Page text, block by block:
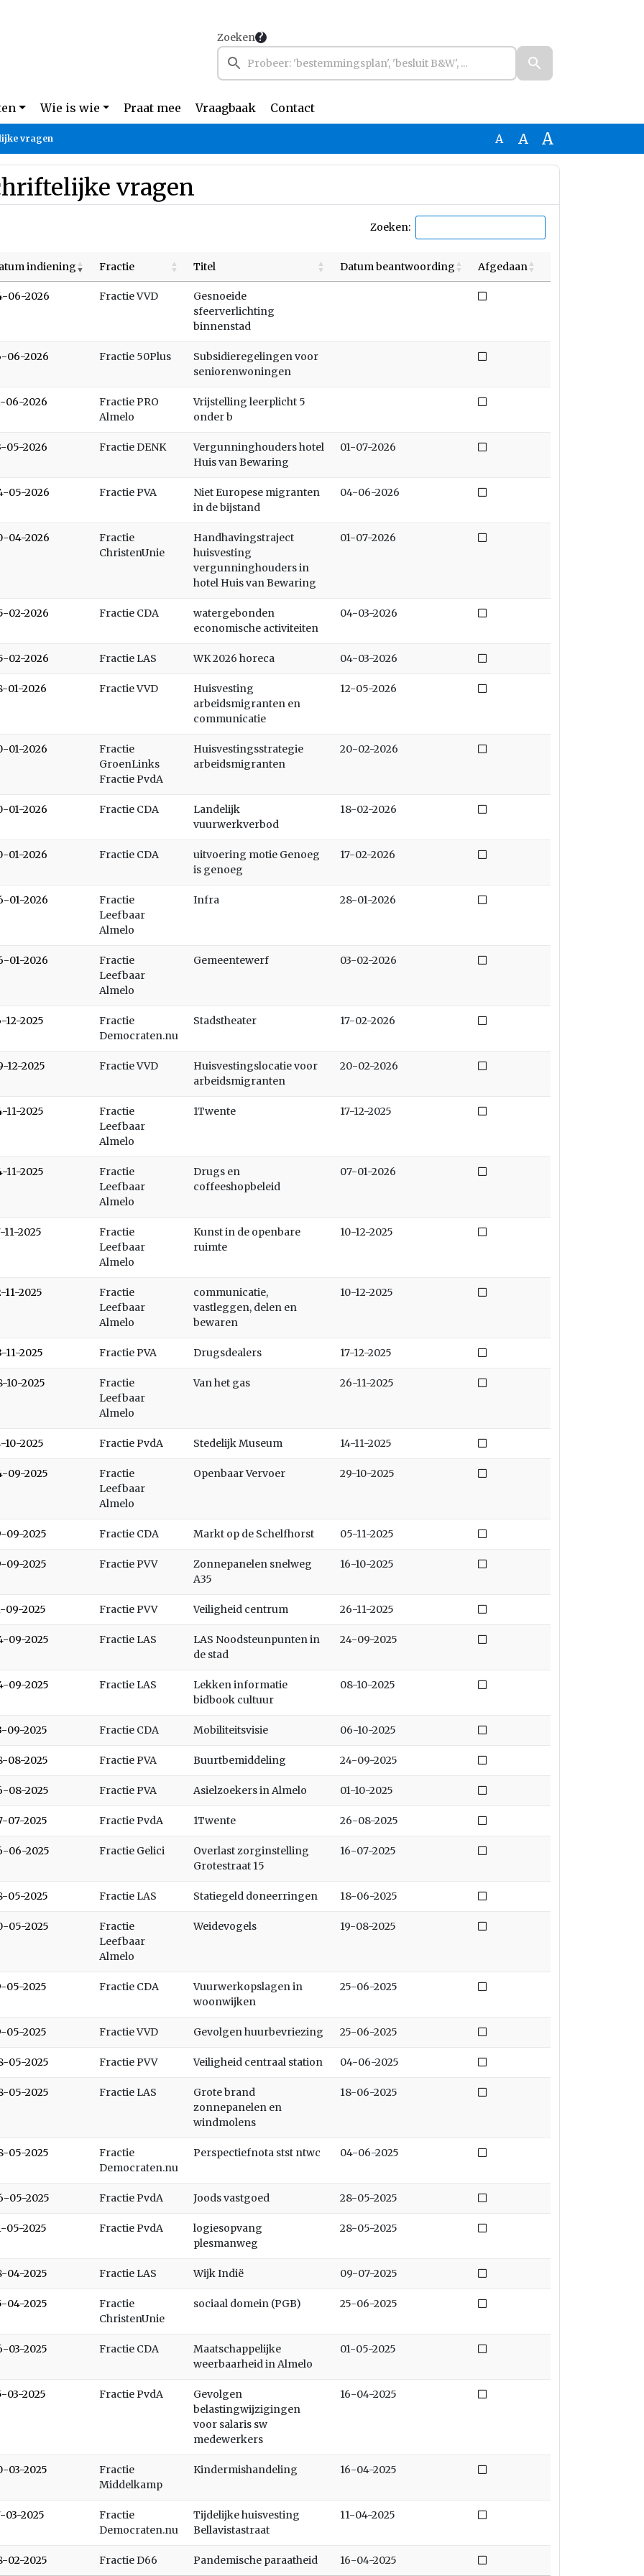
Zoeken
Wie is wie Praat mee Vraagbaak Contact
vragen A A A
vragen
Zoeken:
indiening Fractie Titel Datum beantwoording Afgedaan
06-2026 Fractie VVD
Gesnoeide
sfeerverlichting
binnenstad
Niet afgedaan
06-2026 Fractie 50Plus
Subsidieregelingen voor
seniorenwoningen
Niet afgedaan
06-2026
Fractie PRO
Almelo
Vrijstelling leerplicht 5
onder b
Niet afgedaan
05-2026 Fractie DENK
Vergunninghouders hotel
Huis van Bewaring
01-07-2026 Niet afgedaan
05-2026 Fractie PVA
Niet Europese migranten
in de bijstand
04-06-2026 Niet afgedaan
04-2026
Fractie
ChristenUnie
Handhavingstraject
huisvesting
vergunninghouders in
hotel Huis van Bewaring
01-07-2026 Niet afgedaan
02-2026 Fractie CDA
watergebonden
economische activiteiten
04-03-2026 Niet afgedaan
02-2026 Fractie LAS WK 2026 horeca 04-03-2026 Niet afgedaan
01-2026 Fractie VVD
Huisvesting
arbeidsmigranten en
communicatie
12-05-2026 Niet afgedaan
01-2026
Fractie
GroenLinks
Fractie PvdA
Huisvestingsstrategie
arbeidsmigranten
20-02-2026 Niet afgedaan
01-2026 Fractie CDA
Landelijk
vuurwerkverbod
18-02-2026 Niet afgedaan
01-2026 Fractie CDA
uitvoering motie Genoeg
is genoeg
17-02-2026 Niet afgedaan
01-2026
Fractie
Leefbaar
Almelo
Infra 28-01-2026 Niet afgedaan
01-2026
Fractie
Leefbaar
Almelo
Gemeentewerf 03-02-2026 Niet afgedaan
12-2025
Fractie
Democraten.nu
Stadstheater 17-02-2026 Niet afgedaan
12-2025 Fractie VVD
Huisvestingslocatie voor
arbeidsmigranten
20-02-2026 Niet afgedaan
11-2025
Fractie
Leefbaar
Almelo
1Twente 17-12-2025 Niet afgedaan
11-2025
Fractie
Leefbaar
Almelo
Drugs en
coffeeshopbeleid
07-01-2026 Niet afgedaan
11-2025
Fractie
Leefbaar
Almelo
Kunst in de openbare
ruimte
10-12-2025 Niet afgedaan
11-2025
Fractie
Leefbaar
Almelo
communicatie,
vastleggen, delen en
bewaren
10-12-2025 Niet afgedaan
11-2025 Fractie PVA Drugsdealers 17-12-2025 Niet afgedaan
10-2025
Fractie
Leefbaar
Almelo
Van het gas 26-11-2025 Niet afgedaan
10-2025 Fractie PvdA Stedelijk Museum 14-11-2025 Niet afgedaan
09-2025
Fractie
Leefbaar
Almelo
Openbaar Vervoer 29-10-2025 Niet afgedaan
09-2025 Fractie CDA Markt op de Schelfhorst 05-11-2025 Niet afgedaan
09-2025 Fractie PVV
Zonnepanelen snelweg
A35
16-10-2025 Niet afgedaan
09-2025 Fractie PVV Veiligheid centrum 26-11-2025 Niet afgedaan
09-2025 Fractie LAS
LAS Noodsteunpunten in
de stad
24-09-2025 Niet afgedaan
09-2025 Fractie LAS
Lekken informatie
bidbook cultuur
08-10-2025 Niet afgedaan
09-2025 Fractie CDA Mobiliteitsvisie 06-10-2025 Niet afgedaan
08-2025 Fractie PVA Buurtbemiddeling 24-09-2025 Niet afgedaan
08-2025 Fractie PVA Asielzoekers in Almelo 01-10-2025 Niet afgedaan
07-2025 Fractie PvdA 1Twente 26-08-2025 Niet afgedaan
06-2025 Fractie Gelici
Overlast zorginstelling
Grotestraat 15
16-07-2025 Niet afgedaan
05-2025 Fractie LAS Statiegeld doneerringen 18-06-2025 Niet afgedaan
05-2025
Fractie
Leefbaar
Almelo
Weidevogels 19-08-2025 Niet afgedaan
05-2025 Fractie CDA
Vuurwerkopslagen in
woonwijken
25-06-2025 Niet afgedaan
05-2025 Fractie VVD Gevolgen huurbevriezing 25-06-2025 Niet afgedaan
05-2025 Fractie PVV Veiligheid centraal station 04-06-2025 Niet afgedaan
05-2025 Fractie LAS
Grote brand
zonnepanelen en
windmolens
18-06-2025 Niet afgedaan
05-2025
Fractie
Democraten.nu
Perspectiefnota stst ntwc 04-06-2025 Niet afgedaan
05-2025 Fractie PvdA Joods vastgoed 28-05-2025 Niet afgedaan
05-2025 Fractie PvdA
logiesopvang
plesmanweg
28-05-2025 Niet afgedaan
04-2025 Fractie LAS Wijk Indië 09-07-2025 Niet afgedaan
04-2025
Fractie
ChristenUnie
sociaal domein (PGB) 25-06-2025 Niet afgedaan
03-2025 Fractie CDA
Maatschappelijke
weerbaarheid in Almelo
01-05-2025 Niet afgedaan
03-2025 Fractie PvdA
Gevolgen
belastingwijzigingen
voor salaris sw
medewerkers
16-04-2025 Niet afgedaan
03-2025
Fractie
Middelkamp
Kindermishandeling 16-04-2025 Niet afgedaan
03-2025
Fractie
Democraten.nu
Tijdelijke huisvesting
Bellavistastraat
11-04-2025 Niet afgedaan
02-2025 Fractie D66 Pandemische paraatheid 16-04-2025 Niet afgedaan